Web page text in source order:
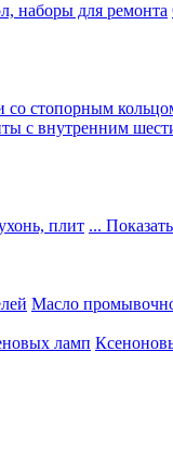
наборы для ремонта
со стопорным
с внутренним
плит ...
Масло
ламп